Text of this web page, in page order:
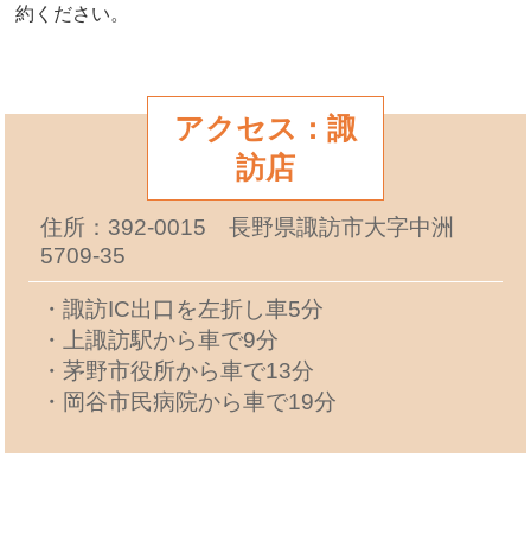
約ください。
アクセス：諏
訪店
住所：392-0015 長野県諏訪市大字中洲
5709-35
・諏訪IC出口を左折し車5分
・上諏訪駅から車で9分
・茅野市役所から車で13分
・岡谷市民病院から車で19分